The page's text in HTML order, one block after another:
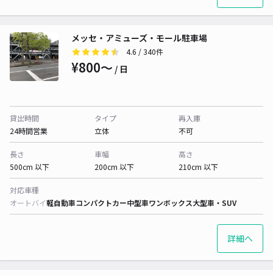
メッセ・アミューズ・モール駐車場
4.6 / 340件
¥800〜 / 日
貸出時間
24時間営業
タイプ
立体
再入庫
不可
長さ
500cm 以下
車幅
200cm 以下
高さ
210cm 以下
対応車種
オートバイ軽自動車コンパクトカー中型車ワンボックス大型車・SUV
詳細へ